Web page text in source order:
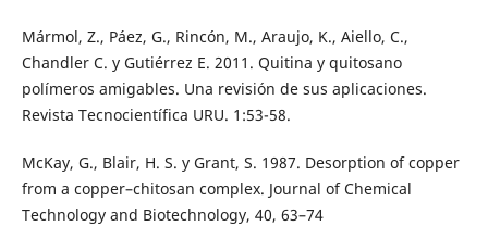
Mármol, Z., Páez, G., Rincón, M., Araujo, K., Aiello, C.,
Chandler C. y Gutiérrez E. 2011. Quitina y quitosano
polímeros amigables. Una revisión de sus aplicaciones.
Revista Tecnocientífica URU. 1:53-58.
McKay, G., Blair, H. S. y Grant, S. 1987. Desorption of copper
from a copper–chitosan complex. Journal of Chemical
Technology and Biotechnology, 40, 63–74